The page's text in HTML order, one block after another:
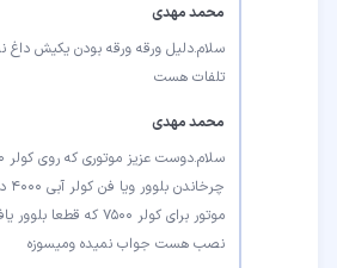
محمد مهدی
سلام.دلیل ورقه ورقه بودن یکیش
تلفات هست
محمد مهدی
موتور برای کولر 7500
نصب هست جواب نمیده ومیسوزه